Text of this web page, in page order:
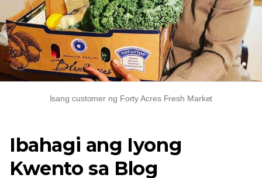
Isang customer ng Forty Acres Fresh Market
Ibahagi ang Iyong
Kwento sa Blog